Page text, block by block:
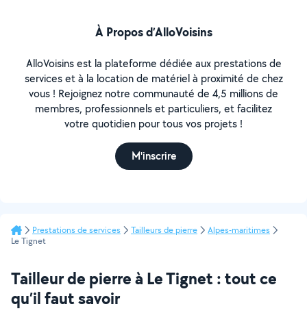
À Propos d’AlloVoisins
AlloVoisins est la plateforme dédiée aux prestations de
services et à la location de matériel à proximité de chez
vous ! Rejoignez notre communauté de 4,5 millions de
membres, professionnels et particuliers, et facilitez
votre quotidien pour tous vos projets !
M'inscrire
Prestations de services Tailleurs de pierre
Alpes-maritimes
Le Tignet
Tailleur de pierre à Le Tignet : tout ce
qu’il faut savoir